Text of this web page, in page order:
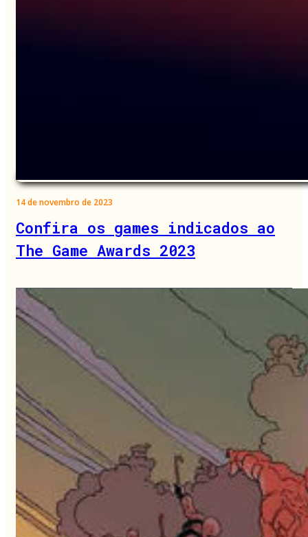
14 de novembro de 2023
Confira os games indicados ao
The Game Awards 2023